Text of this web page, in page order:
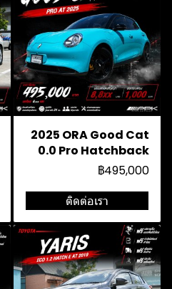
2025 ORA Good Cat
0.0 Pro Hatchback
฿495,000
ติดต่อเรา